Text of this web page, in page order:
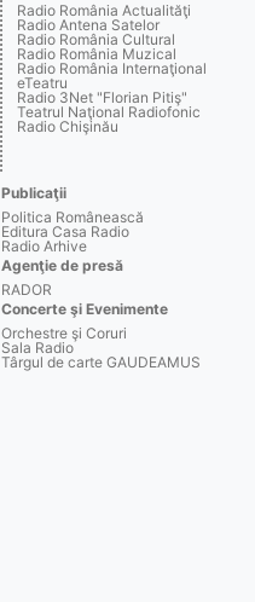
Radio România Actualităţi
Radio Antena Satelor
Radio România Cultural
Radio România Muzical
Radio România Internaţional
eTeatru
Radio 3Net "Florian Pitiş"
Teatrul Naţional Radiofonic
Radio Chişinău
Publicaţii
Politica Românească
Editura Casa Radio
Radio Arhive
Agenţie de presă
RADOR
Concerte şi Evenimente
Orchestre şi Coruri
Sala Radio
Târgul de carte GAUDEAMUS